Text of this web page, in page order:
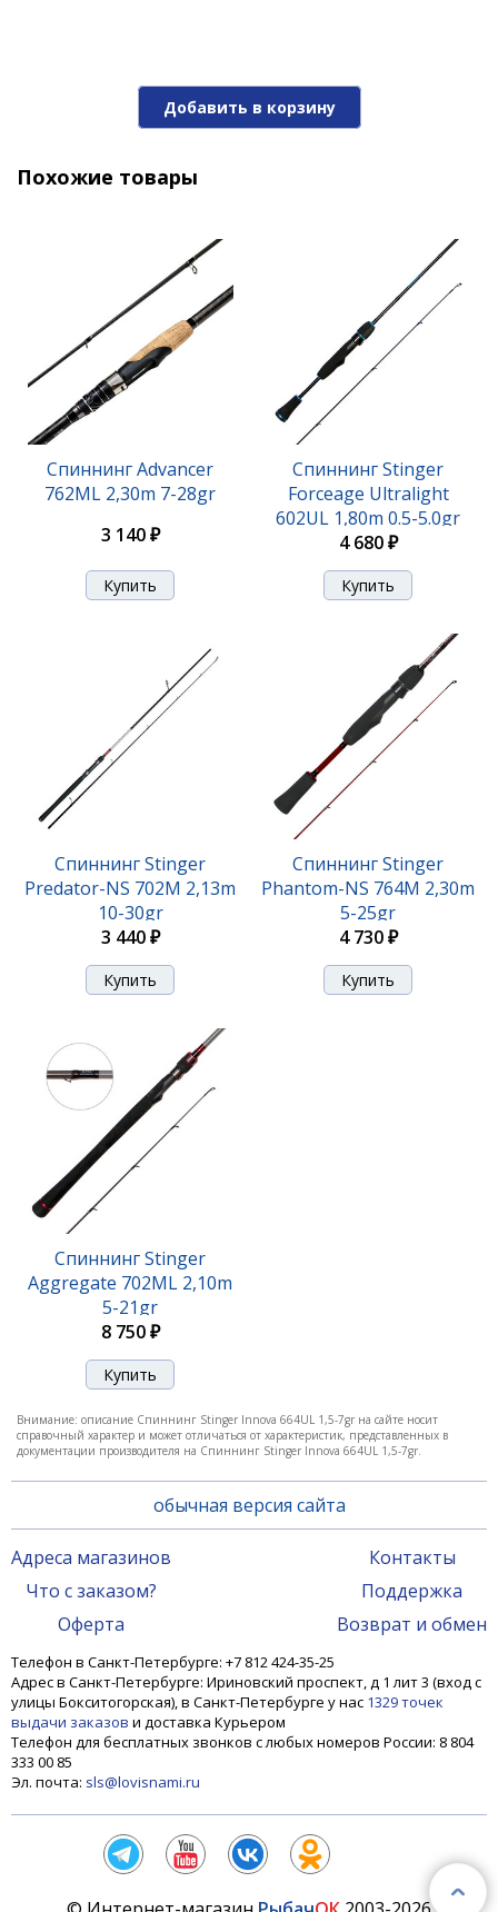
Спиннинг Stinger Innova 664UL 1,5-7gr
Спиннинг Stinger Innova 802ML 5-21gr
4 950 ₽
Добавить в корзину
Похожие товары
Спиннинг Advancer
762ML 2,30m 7-28gr
3 140 ₽
Спиннинг Stinger
Forceage Ultralight
602UL 1,80m 0.5-5.0gr
4 680 ₽
Спиннинг Stinger
Predator-NS 702M 2,13m
10-30gr
3 440 ₽
Спиннинг Stinger
Phantom-NS 764M 2,30m
5-25gr
4 730 ₽
Спиннинг Stinger
Aggregate 702ML 2,10m
5-21gr
8 750 ₽
Внимание: описание Спиннинг Stinger Innova 664UL 1,5-7gr на сайте носит
справочный характер и может отличаться от характеристик, представленных в
документации производителя на Спиннинг Stinger Innova 664UL 1,5-7gr.
обычная версия сайта
Адреса магазинов
Что с заказом?
Оферта
Контакты
Поддержка
Возврат и обмен
Телефон в Санкт-Петербурге: +7 812 424-35-25
Адрес в Санкт-Петербурге: Ириновский проспект, д 1 лит 3 (вход с
улицы Бокситогорская), в Санкт-Петербурге у нас 1329 точек
выдачи заказов и доставка Курьером
Телефон для бесплатных звонков с любых номеров России: 8 804
333 00 85
Эл. почта: sls@lovisnami.ru